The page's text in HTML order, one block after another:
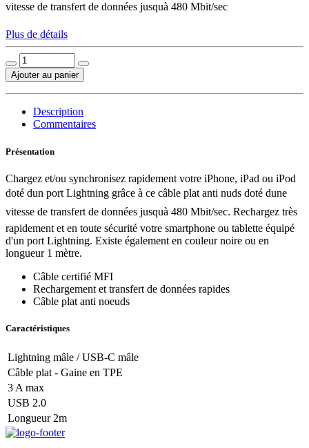
vitesse de transfert de données jusquà 480 Mbit/sec
Plus de détails
Ajouter au panier
Description
Commentaires
Présentation
Chargez et/ou synchronisez rapidement votre iPhone, iPad ou iPod
doté dun port Lightning grâce à ce câble plat anti nuds doté dune
vitesse de transfert de données jusquà 480 Mbit/sec. Rechargez très
rapidement et en toute sécurité votre smartphone ou tablette équipé
d'un port Lightning. Existe également en couleur noire ou en
longueur 1 mètre.
Câble certifié MFI
Rechargement et transfert de données rapides
Câble plat anti noeuds
Caractéristiques
Lightning mâle / USB-C mâle
Câble plat - Gaine en TPE
3 A max
USB 2.0
Longueur 2m